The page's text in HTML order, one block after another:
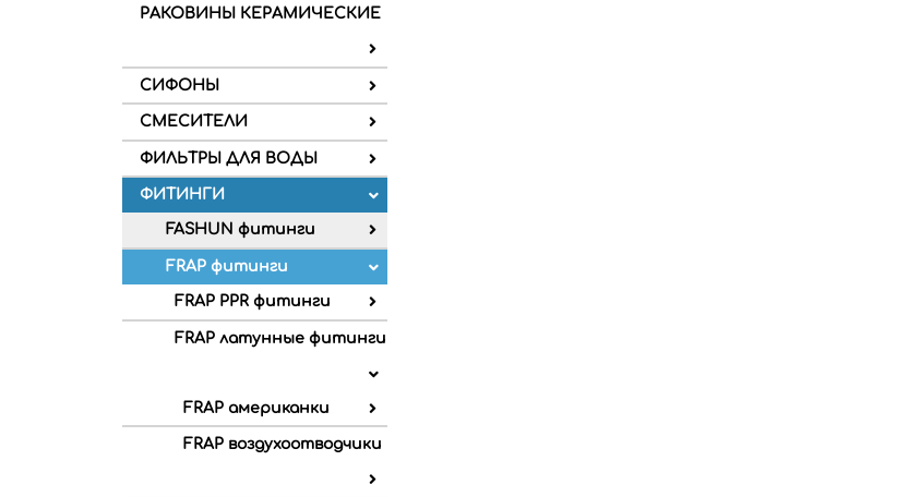
РАКОВИНЫ КЕРАМИЧЕСКИЕ
СИФОНЫ
СМЕСИТЕЛИ
ФИЛЬТРЫ ДЛЯ ВОДЫ
ФИТИНГИ
FASHUN фитинги
FRAP фитинги
FRAP PPR фитинги
FRAP латунные фитинги
FRAP американки
FRAP воздухоотводчики